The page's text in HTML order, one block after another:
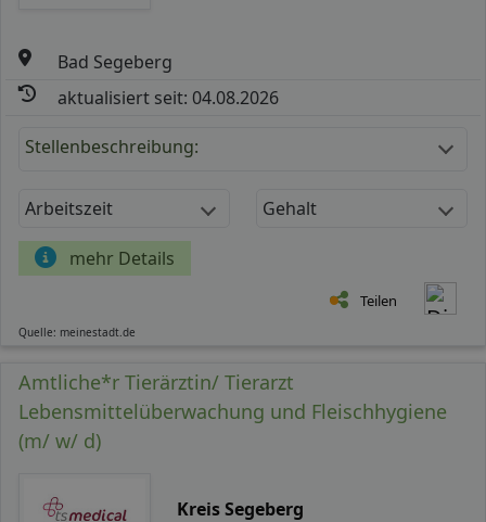
Bad Segeberg
aktualisiert seit: 04.08.2026
Stellenbeschreibung:
Arbeitszeit Gehalt
mehr Details
Teilen
Quelle: meinestadt.de
Amtliche*r Tierärztin/ Tierarzt
Lebensmittelüberwachung und Fleischhygiene
(m/ w/ d)
Kreis Segeberg